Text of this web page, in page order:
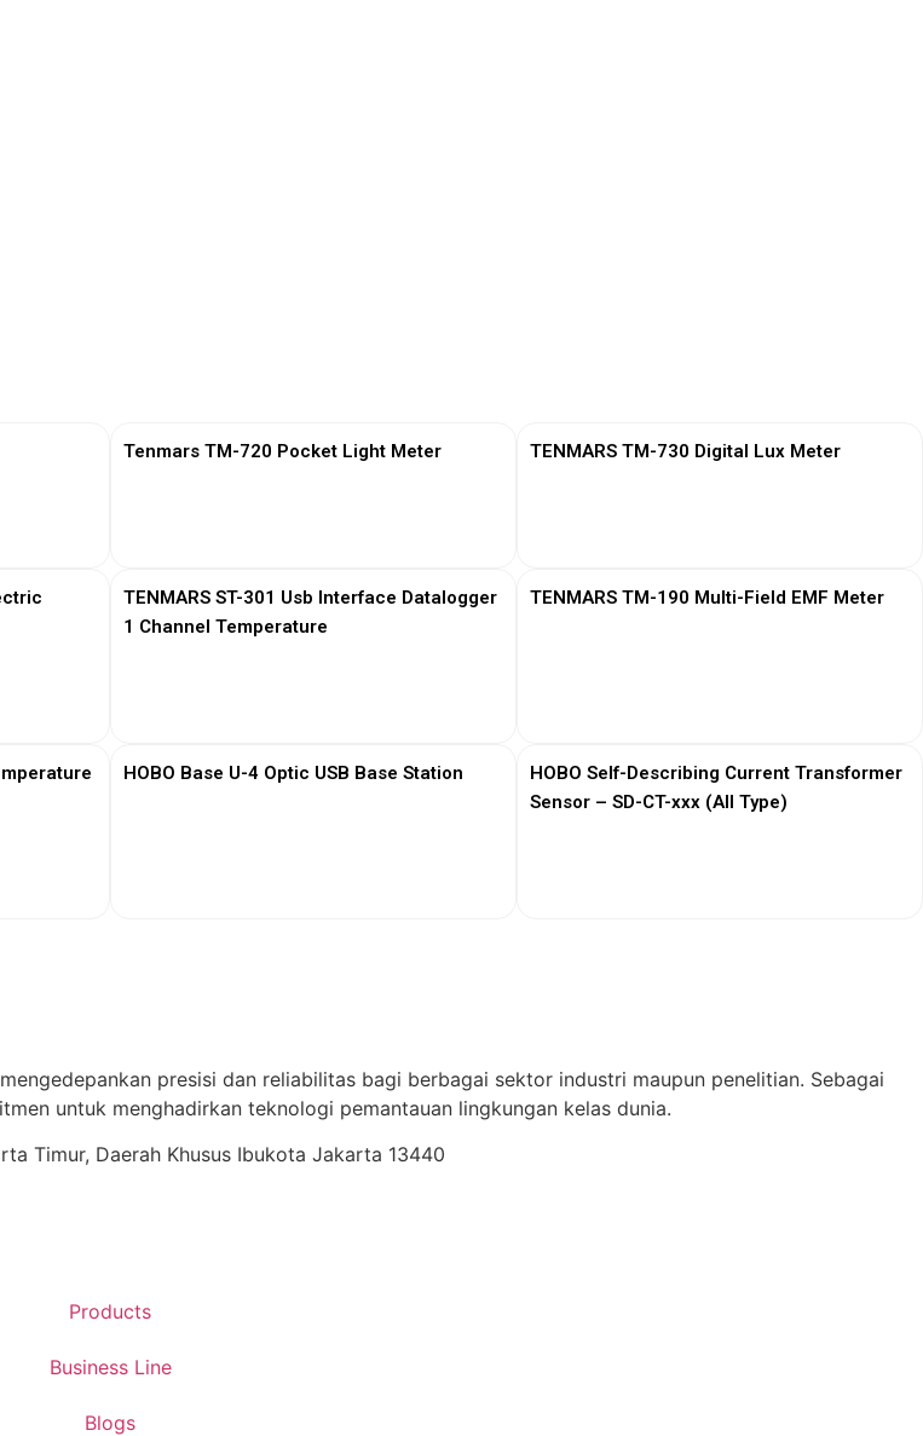
Tenmars TM-720 Pocket Light Meter TENMARS TM-730 Digital Lux Meter
TENMARS ST-301 Usb Interface Datalogger
1 Channel Temperature
TENMARS TM-190 Multi-Field EMF Meter
HOBO Base U-4 Optic USB Base Station
HOBO Self-Describing Current Transformer
Sensor – SD-CT-xxx (All Type)
presisi dan reliabilitas bagi berbagai sektor industri maupun penelitian. Sebagai
untuk menghadirkan teknologi pemantauan lingkungan kelas dunia.
Timur, Daerah Khusus Ibukota Jakarta 13440
Products
Business Line
Blogs